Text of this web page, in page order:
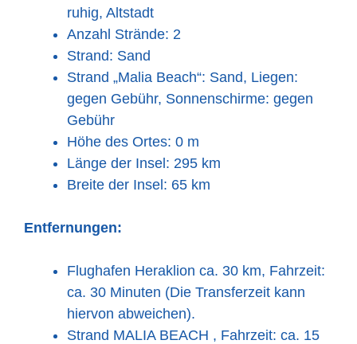
ruhig, Altstadt
Anzahl Strände: 2
Strand: Sand
Strand „Malia Beach“: Sand, Liegen:
gegen Gebühr, Sonnenschirme: gegen
Gebühr
Höhe des Ortes: 0 m
Länge der Insel: 295 km
Breite der Insel: 65 km
Entfernungen:
Flughafen Heraklion ca. 30 km, Fahrzeit:
ca. 30 Minuten (Die Transferzeit kann
hiervon abweichen).
Strand MALIA BEACH , Fahrzeit: ca. 15